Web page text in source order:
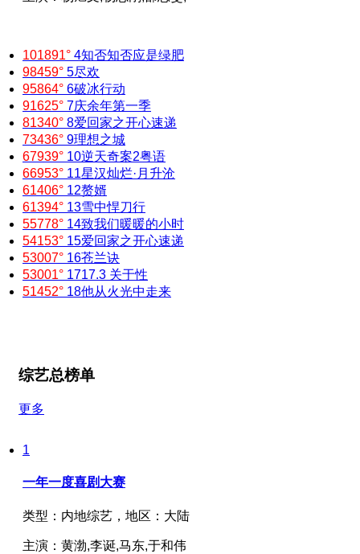
101891° 4知否知否应是绿肥
98459° 5尽欢
95864° 6破冰行动
91625° 7庆余年第一季
81340° 8爱回家之开心速递
73436° 9理想之城
67939° 10逆天奇案2粤语
66953° 11星汉灿烂·月升沧
61406° 12赘婿
61394° 13雪中悍刀行
55778° 14致我们暖暖的小时
54153° 15爱回家之开心速递
53007° 16苍兰诀
53001° 1717.3 关于性
51452° 18他从火光中走来
综艺总榜单
更多
1
一年一度喜剧大赛
类型： 内地综艺， 地区： 大陆
主演： 黄渤,李诞,马东,于和伟